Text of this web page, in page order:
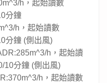
h，起始讀數
分鐘
h，起始讀數
分鐘 (側出風)
h，起始讀
10分鐘 (側出風)
h，起始讀數